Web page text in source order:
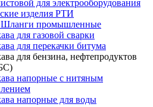
для электрооборудования
изделия РТИ
Шланги промышленные
для газовой сварки
для перекачки битума
для бензина, нефтепродуктов
напорные с нитяным
напорные для воды